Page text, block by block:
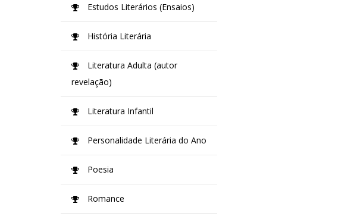
Estudos Literários (Ensaios)
História Literária
Literatura Adulta (autor
revelação)
Literatura Infantil
Personalidade Literária do Ano
Poesia
Romance